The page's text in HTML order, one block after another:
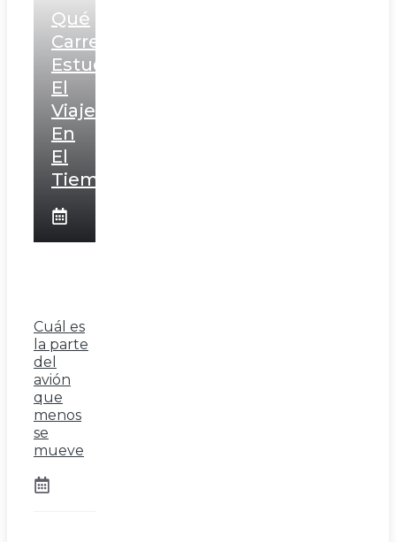
Qué
Carrera
Estudia
El
Viaje
En
El
Tiempo
Cuál es
la parte
del
avión
que
menos
se
mueve